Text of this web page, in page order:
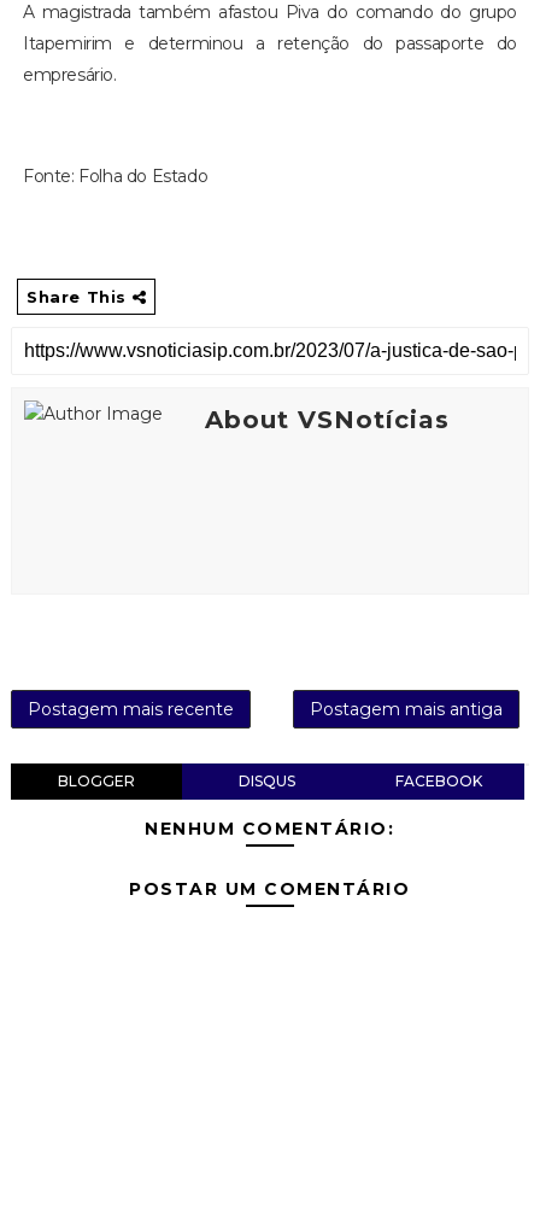
A magistrada também afastou Piva do comando do grupo
Itapemirim e determinou a retenção do passaporte do
empresário.
Fonte: Folha do Estado
Share This
About VSNotícias
Postagem mais recente Postagem mais antiga
BLOGGER DISQUS FACEBOOK
NENHUM COMENTÁRIO:
POSTAR UM COMENTÁRIO